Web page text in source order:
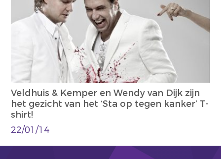
Veldhuis & Kemper en Wendy van Dijk zijn
het gezicht van het ‘Sta op tegen kanker’ T-
shirt!
22/01/14